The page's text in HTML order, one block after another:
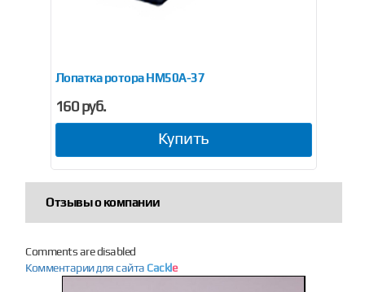
(двойная)Лопатка ротора НМ50А-37
160 руб.
Купить
Отзывы о компании
Comments are disabled
Комментарии для сайта Cackle